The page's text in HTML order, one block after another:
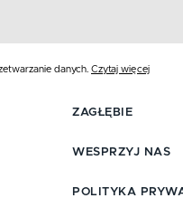
danych. Czytaj więcej
ZAGŁĘBIE
WESPRZYJ NAS
POLITYKA